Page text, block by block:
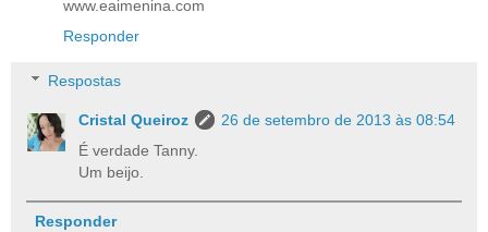
www.eaimenina.com
Responder
Respostas
Cristal Queiroz
26 de setembro de 2013 às 08:54
É verdade Tanny.
Um beijo.
Responder